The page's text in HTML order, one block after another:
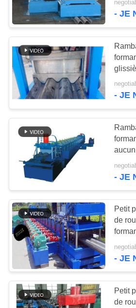
VISITE
DE
L'USINE
CONTRÔLE
DE
LA
QUALITÉ
PLAN
SITE
POLITIQUE
DE
CONFIDENTIALITÉ
- JE
- JE
- JE
Petit
de
- JE
Petit
de